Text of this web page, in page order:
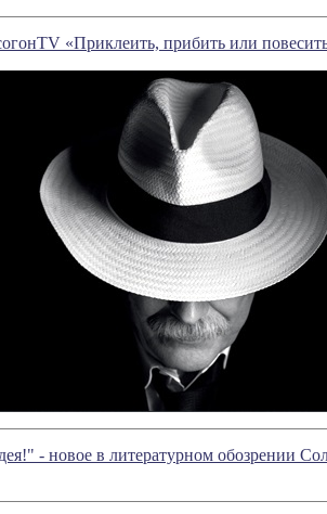
«Приклеить, прибить или
- новое в литературном обозрении